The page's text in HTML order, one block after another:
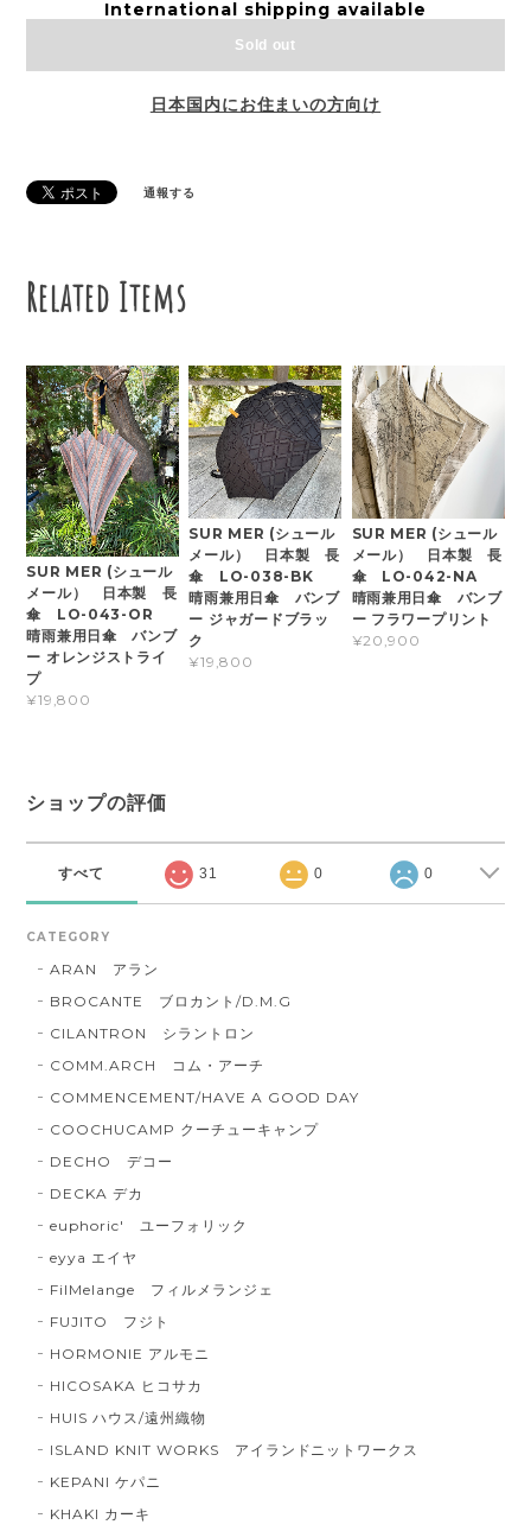
International shipping available
Sold out
日本国内にお住まいの方向け
通報する
Related Items
SUR MER (シュール
メール） 日本製 長
傘 LO-043-OR
晴雨兼用日傘 バンブ
ー オレンジストライ
プ
¥19,800
SUR MER (シュール
メール） 日本製 長
傘 LO-038-BK
晴雨兼用日傘 バンブ
ー ジャガードブラッ
ク
¥19,800
SUR MER (シュール
メール） 日本製 長
傘 LO-042-NA
晴雨兼用日傘 バンブ
ー フラワープリント
¥20,900
ショップの評価
すべて 31 0 0
CATEGORY
ARAN アラン
BROCANTE ブロカント/D.M.G
CILANTRON シラントロン
COMM.ARCH コム・アーチ
COMMENCEMENT/HAVE A GOOD DAY
COOCHUCAMP クーチューキャンプ
DECHO デコー
DECKA デカ
euphoric' ユーフォリック
eyya エイヤ
FilMelange フィルメランジェ
FUJITO フジト
HORMONIE アルモニ
HICOSAKA ヒコサカ
HUIS ハウス/遠州織物
ISLAND KNIT WORKS アイランドニットワークス
KEPANI ケパニ
KHAKI カーキ